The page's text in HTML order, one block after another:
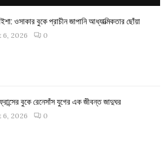
ওসাকার বুকে প্রাচীন জাপানি আধ্যাত্মিকতার ছোঁয়া
6, 2026 0
বুকে রেনেসাঁস যুগের এক জীবন্ত জাদুঘর
6, 2026 0